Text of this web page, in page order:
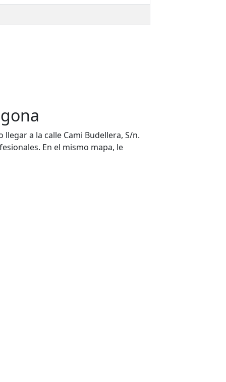
a la calle Cami Budellera, S/n.
En el mismo mapa, le